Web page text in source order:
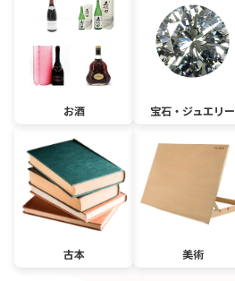
お酒 宝石・ジュエリー
古本 美術